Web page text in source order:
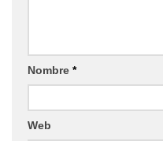
Nombre *
Web